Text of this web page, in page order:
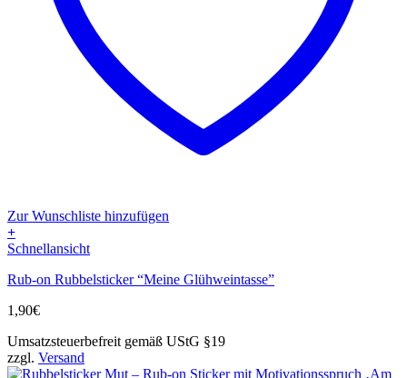
Zur Wunschliste hinzufügen
+
Schnellansicht
Rub-on Rubbelsticker “Meine Glühweintasse”
1,90€
Umsatzsteuerbefreit gemäß UStG §19
zzgl. Versand